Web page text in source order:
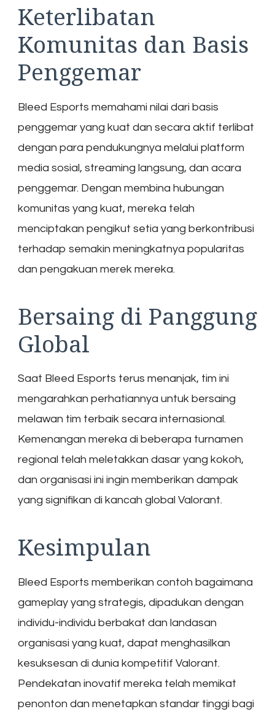
Keterlibatan
Komunitas dan Basis
Penggemar
Bleed Esports memahami nilai dari basis
penggemar yang kuat dan secara aktif terlibat
dengan para pendukungnya melalui platform
media sosial, streaming langsung, dan acara
penggemar. Dengan membina hubungan
komunitas yang kuat, mereka telah
menciptakan pengikut setia yang berkontribusi
terhadap semakin meningkatnya popularitas
dan pengakuan merek mereka.
Bersaing di Panggung
Global
Saat Bleed Esports terus menanjak, tim ini
mengarahkan perhatiannya untuk bersaing
melawan tim terbaik secara internasional.
Kemenangan mereka di beberapa turnamen
regional telah meletakkan dasar yang kokoh,
dan organisasi ini ingin memberikan dampak
yang signifikan di kancah global Valorant.
Kesimpulan
Bleed Esports memberikan contoh bagaimana
gameplay yang strategis, dipadukan dengan
individu-individu berbakat dan landasan
organisasi yang kuat, dapat menghasilkan
kesuksesan di dunia kompetitif Valorant.
Pendekatan inovatif mereka telah memikat
penonton dan menetapkan standar tinggi bagi